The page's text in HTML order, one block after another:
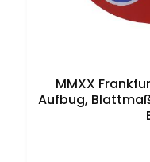
MMXX
Aufbug,